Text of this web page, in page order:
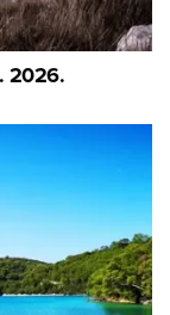
2026.